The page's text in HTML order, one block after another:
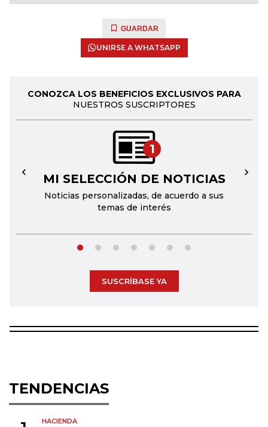
GUARDAR
UNIRSE A WHATSAPP
CONOZCA LOS BENEFICIOS EXCLUSIVOS PARA
NUESTROS SUSCRIPTORES
1
MI SELECCIÓN DE NOTICIAS
Noticias personalizadas, de acuerdo a sus
temas de interés
← →
SUSCRÍBASE YA
TENDENCIAS
HACIENDA